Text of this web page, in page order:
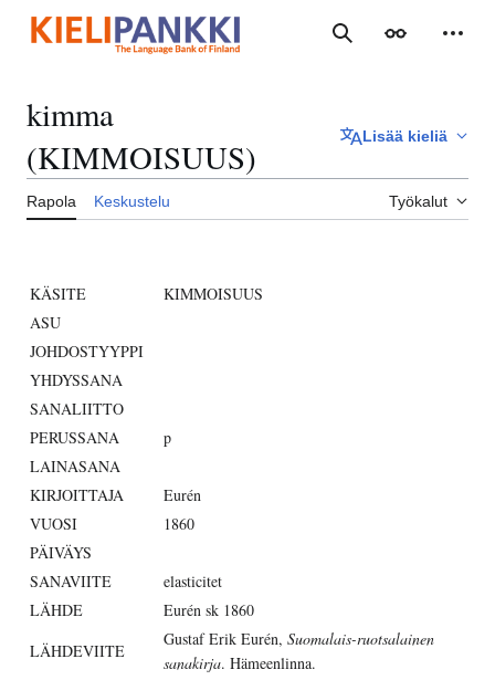
sisältöön
Haku Ulkoasu
kimma
(KIMMOISUUS)
Lisää kieliä
Rapola Keskustelu Työkalut
KÄSITE
KIMMOISUUS
ASU
JOHDOSTYYPPI
YHDYSSANA
SANALIITTO
PERUSSANA
p
LAINASANA
KIRJOITTAJA
Eurén
VUOSI
1860
PÄIVÄYS
SANAVIITE
elasticitet
LÄHDE
Eurén sk 1860
LÄHDEVIITE
Gustaf Erik Eurén, Suomalais-ruotsalainen
sanakirja. Hämeenlinna.